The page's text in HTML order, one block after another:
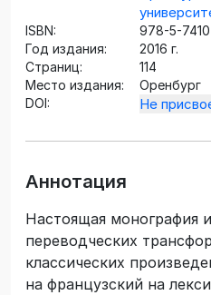
ISBN:
978-5-
Год издания:
2016 г.
Страниц:
114
Место издания:
Оренбург
DOI:
Не
Аннотация
Настоящая монография
переводческих
классических
на французский на